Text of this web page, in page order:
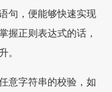
句，便能够快速实现
握正则表达式的话，
。
意字符串的校验，如